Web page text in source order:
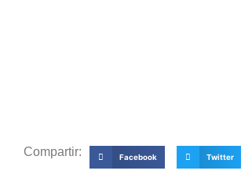
Compartir: Facebook Twitter